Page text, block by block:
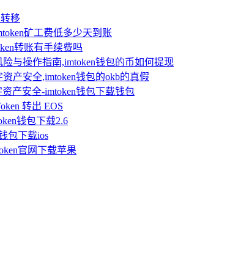
移
矿工费低多少天到账
转账有手续费吗
与操作指南,imtoken钱包的币如何提现
产安全,imtoken钱包的okb的真假
产安全-imtoken钱包下载钱包
转出 EOS
钱包下载2.6
包下载ios
官网下载苹果